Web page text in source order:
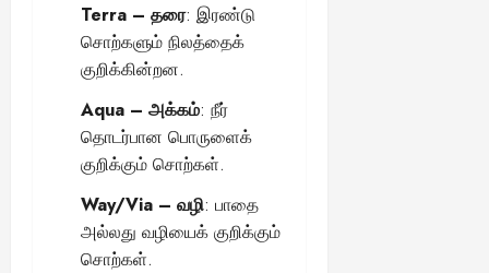
Terra – தரை: இரண்டு
சொற்களும் நிலத்தைக்
குறிக்கின்றன.
Aqua – அக்கம்: நீர்
தொடர்பான பொருளைக்
குறிக்கும் சொற்கள்.
Way/Via – வழி: பாதை
அல்லது வழியைக் குறிக்கும்
சொற்கள்.